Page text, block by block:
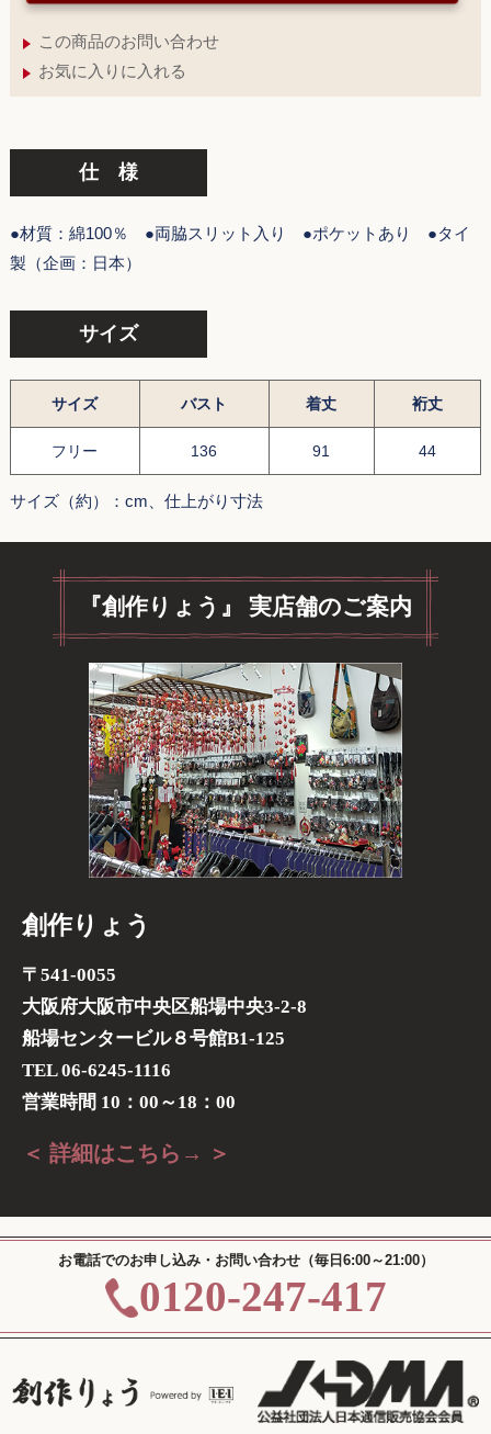
この商品のお問い合わせ
お気に入りに入れる
仕 様
●材質：綿100％ ●両脇スリット入り ●ポケットあり ●タイ
製（企画：日本）
サイズ
サイズ バスト 着丈 裄丈
フリー 136 91 44
サイズ（約）：cm、仕上がり寸法
『創作りょう』 実店舗のご案内
創作りょう
〒541-0055
大阪府大阪市中央区船場中央3-2-8
船場センタービル８号館B1-125
TEL 06-6245-1116
営業時間 10：00～18：00
＜ 詳細はこちら→ ＞
お電話でのお申し込み・お問い合わせ（毎日6:00～21:00）
0120-247-417